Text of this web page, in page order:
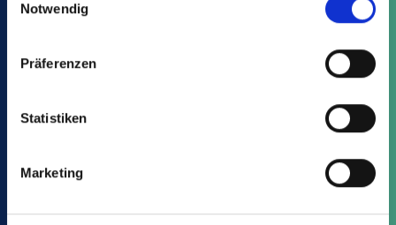
Notwendig
Präferenzen
Statistiken
Marketing
matières premières et bouclent le cycle.
Comment vous assurez-vous que les
répondent aux exigences élevées en
D.M. :